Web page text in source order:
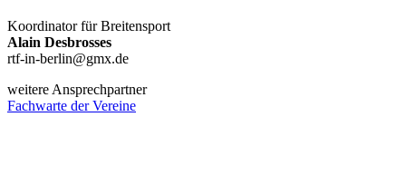
Koordinator für Breitensport
Alain Desbrosses
rtf-in-berlin@gmx.de
weitere Ansprechpartner
Fachwarte der Vereine